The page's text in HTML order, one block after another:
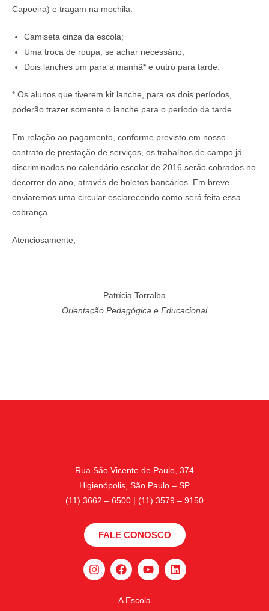
Capoeira) e tragam na mochila:
Camiseta cinza da escola;
Uma troca de roupa, se achar necessário;
Dois lanches um para a manhã* e outro para tarde.
* Os alunos que tiverem kit lanche, para os dois períodos,
poderão trazer somente o lanche para o período da tarde.
Em relação ao pagamento, conforme previsto em nosso
contrato de prestação de serviços, os trabalhos de campo já
discriminados no calendário escolar de 2016 serão cobrados no
decorrer do ano, através de boletos bancários. Em breve
enviaremos uma circular esclarecendo como será feita essa
cobrança.
Atenciosamente,
Patrícia Torralba
Orientação Pedagógica e Educacional
Rua São Vicente de Paulo, 374
Higienópolis, São Paulo – SP
(11) 3662 – 6500 | (11) 3579 – 9150
FALE CONOSCO
A Escola